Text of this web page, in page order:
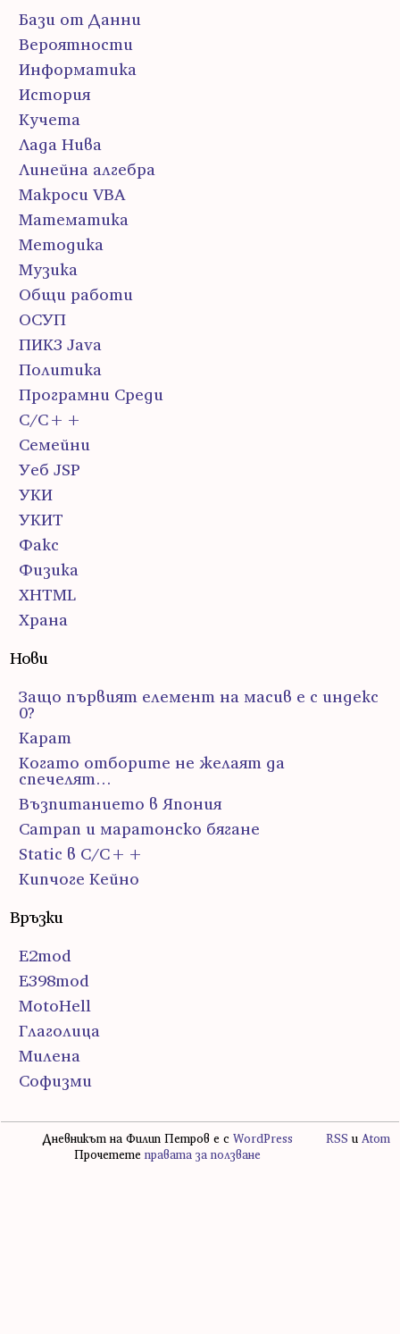
Бази от Данни
Вероятности
Информатика
История
Кучета
Лада Нива
Линейна алгебра
Макроси VBA
Математика
Методика
Музика
Общи работи
ОСУП
ПИК3 Java
Политика
Програмни Среди
С/С++
Семейни
Уеб JSP
УКИ
УКИТ
Факс
Физика
ХHTML
Храна
Нови
Защо първият елемент на масив е с индекс
0?
Карат
Когато отборите не желаят да
спечелят…
Възпитанието в Япония
Сатрап и маратонско бягане
Static в C/C++
Кипчоге Кейно
Връзки
E2mod
E398mod
MotoHell
Глаголица
Милена
Софизми
RSS и Atom
Дневникът на Филип Петров е сWordPress
Прочететеправата за ползване